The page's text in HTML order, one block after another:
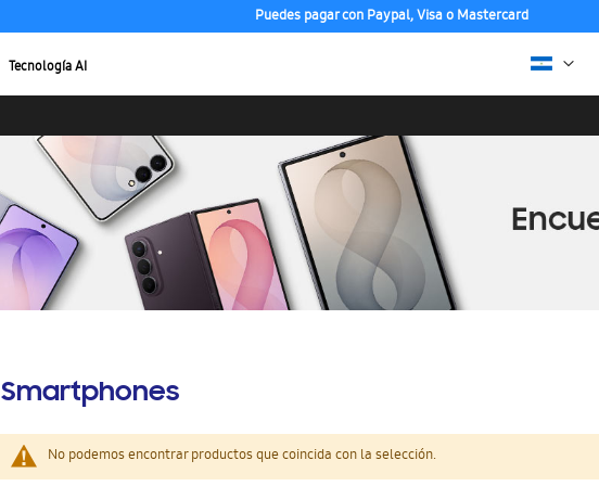
Puedes pagar con Paypal, Visa o Mastercard
Tecnología AI
Smartphones
No podemos encontrar productos que coincida con la selección.